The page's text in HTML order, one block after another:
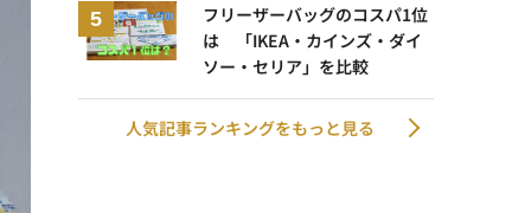
フリーザーバッグのコスパ1位
は 「IKEA・カインズ・ダイ
ソー・セリア」を比較
人気記事ランキングをもっと見る